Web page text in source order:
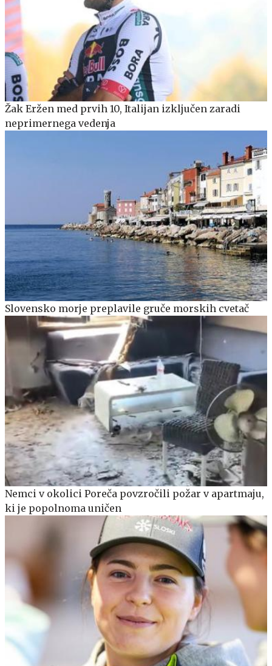
Žak Eržen med prvih 10, Italijan izključen zaradi
neprimernega vedenja
Slovensko morje preplavile gruče morskih cvetač
Nemci v okolici Poreča povzročili požar v apartmaju,
ki je popolnoma uničen